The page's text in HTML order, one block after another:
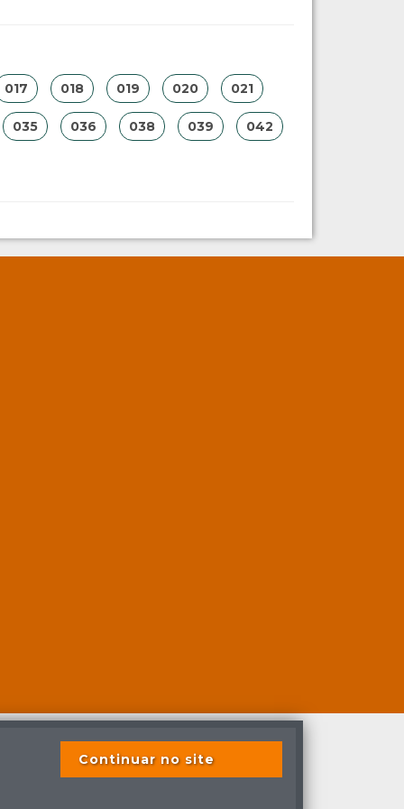
017 018 019 020 021
035 036 038 039 042
Continuar no site